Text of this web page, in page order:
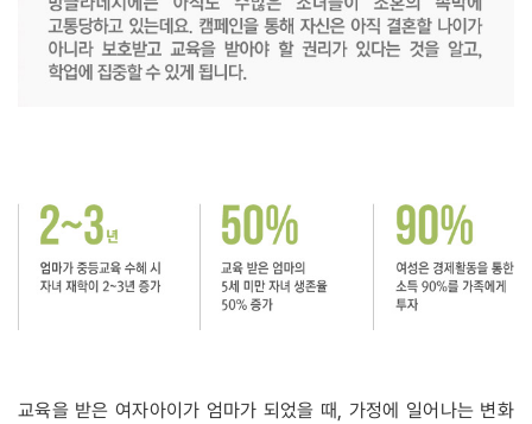
교육을 받은 여자아이가 엄마가 되었을 때, 가정에 일어나는 변화